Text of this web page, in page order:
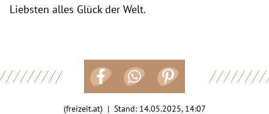
Liebsten alles Glück der Welt.
(freizeit.at) | Stand: 14.05.2025, 14:07